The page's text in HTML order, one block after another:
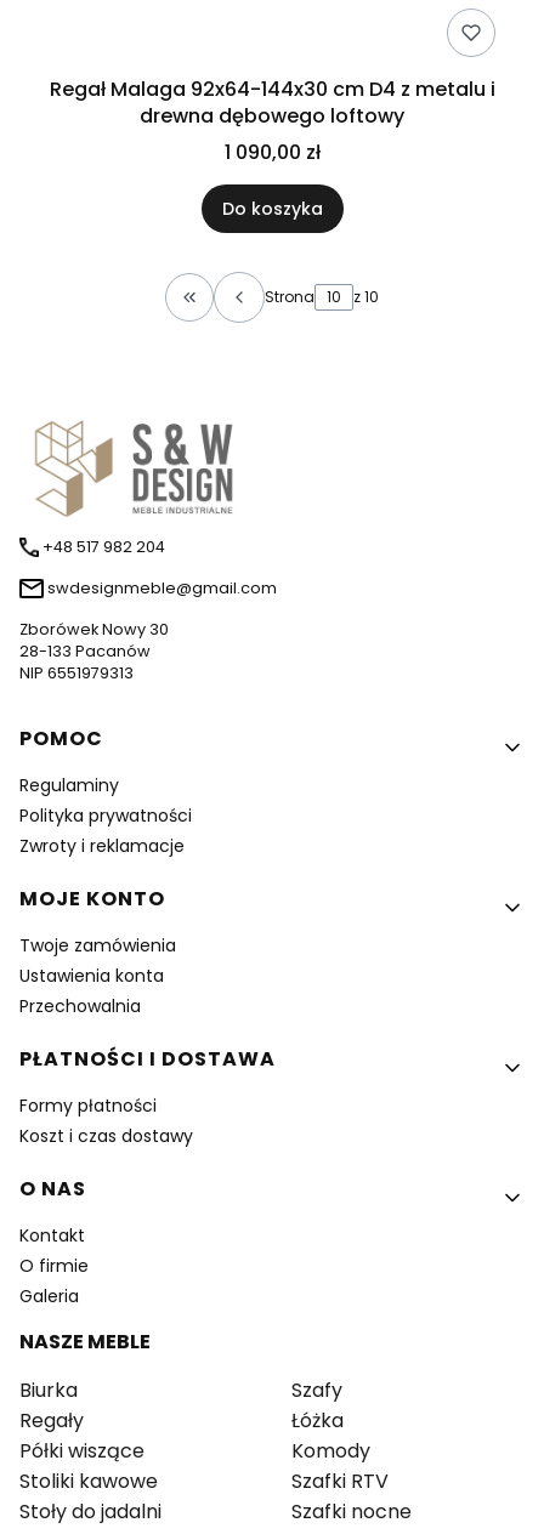
Regał Malaga 92x64-144x30 cm D4 z metalu i
drewna dębowego loftowy
1 090,00 zł
Do koszyka
Wróć do pierwszej strony z produktami
Strona z 10
+48 517 982 204
swdesignmeble@gmail.com
Zborówek Nowy 30
28-133 Pacanów
NIP 6551979313
Linki w stopce
POMOC
Regulaminy
Polityka prywatności
Zwroty i reklamacje
MOJE KONTO
Twoje zamówienia
Ustawienia konta
Przechowalnia
PŁATNOŚCI I DOSTAWA
Formy płatności
Koszt i czas dostawy
O NAS
Kontakt
O firmie
Galeria
NASZE MEBLE
Biurka
Regały
Półki wiszące
Stoliki kawowe
Stoły do jadalni
Szafy
Łóżka
Komody
Szafki RTV
Szafki nocne